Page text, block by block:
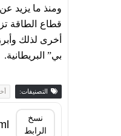
ومنذ ما يزيد
قطاع الطاقة
أخرى لذلك
بي” البريطانية.
التصنيفات:
نسخ
الرابط